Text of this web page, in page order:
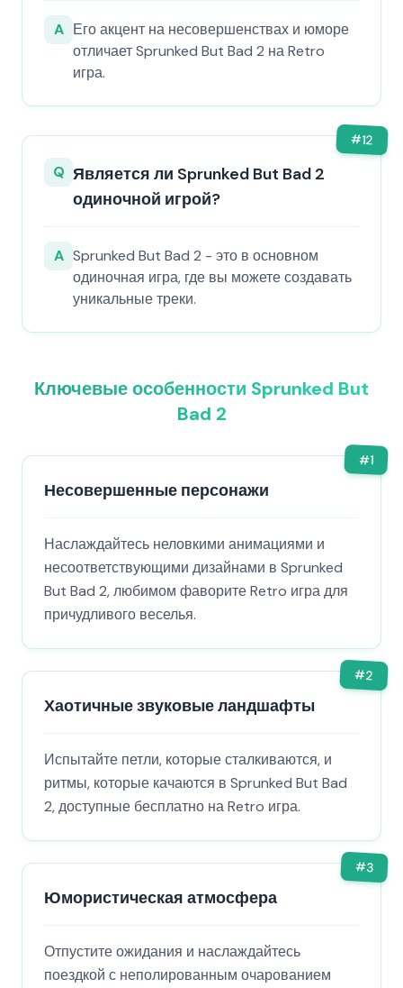
A Его акцент на несовершенствах и юморе
отличает Sprunked But Bad 2 на Retro
игра.
#12
Q Является ли Sprunked But Bad 2
одиночной игрой?
A Sprunked But Bad 2 - это в основном
одиночная игра, где вы можете создавать
уникальные треки.
Ключевые особенности Sprunked But
Bad 2
#1
Несовершенные персонажи
Наслаждайтесь неловкими анимациями и
несоответствующими дизайнами в Sprunked
But Bad 2, любимом фаворите Retro игра для
причудливого веселья.
#2
Хаотичные звуковые ландшафты
Испытайте петли, которые сталкиваются, и
ритмы, которые качаются в Sprunked But Bad
2, доступные бесплатно на Retro игра.
#3
Юмористическая атмосфера
Отпустите ожидания и наслаждайтесь
поездкой с неполированным очарованием